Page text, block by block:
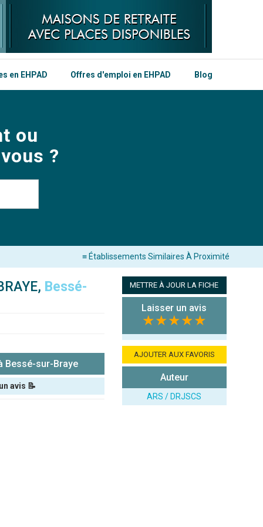
en EHPAD Offres d'emploi en EHPAD Blog
ou
?
≡ Établissements Similaires À Proximité
Bessé-
Bessé-sur-Braye
avis 📝
METTRE À JOUR LA FICHE
Laisser un avis
★★★★★
AJOUTER AUX FAVORIS
Auteur
ARS / DRJSCS